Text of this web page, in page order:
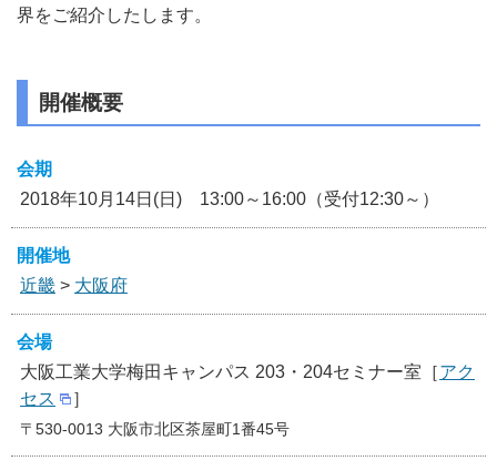
界をご紹介したします。
開催概要
会期
2018年10月14日(日) 13:00～16:00（受付12:30～）
開催地
近畿 > 大阪府
会場
大阪工業大学梅田キャンパス 203・204セミナー室［アク
セス
］
〒530-0013 大阪市北区茶屋町1番45号